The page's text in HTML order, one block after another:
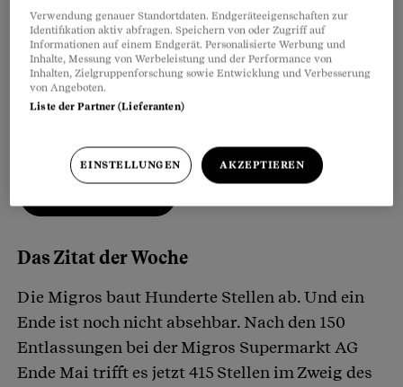
Vorname*
Nachname*
Das Zitat der Woche
Die Migros baut Hunderte Stellen ab. Und ein
Ende ist noch nicht absehbar. Nach den 150
Entlassungen bei der Migros Supermarkt AG
Ende Mai trifft es jetzt 415 Stellen im Zweig des
Verwendung genauer Standortdaten. Endgeräteeigenschaften zur
Identifikation aktiv abfragen. Speichern von oder Zugriff auf
Informationen auf einem Endgerät. Personalisierte Werbung und
Inhalte, Messung von Werbeleistung und der Performance von
Inhalten, Zielgruppenforschung sowie Entwicklung und Verbesserung
von Angeboten.
Liste der Partner (Lieferanten)
EINSTELLUNGEN AKZEPTIEREN